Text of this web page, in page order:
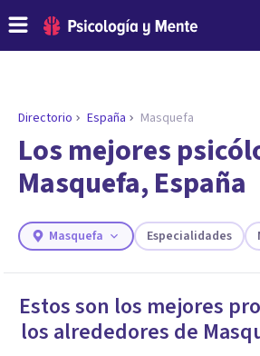
ENCONTRAR MI TERAPEUTA
¿Necesitas ayuda para
psicólogo adecuado?
Responde a unas breves preguntas
necesidades.
Directorio España Masquefa
Los mejores
Masquefa, España
Masquefa Especialidades
Estos son los mejores
los alrededores de